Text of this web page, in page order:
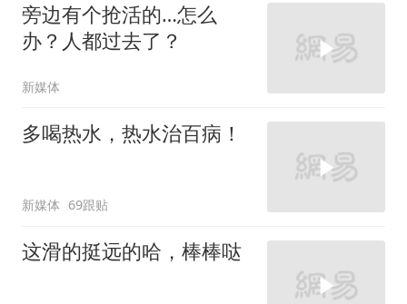
旁边有个抢活的…怎么
办？人都过去了？
新媒体
多喝热水，热水治百病！
新媒体 69跟贴
这滑的挺远的哈，棒棒哒